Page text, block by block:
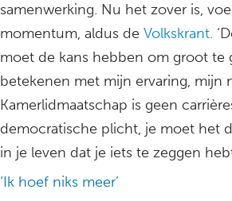
samenwerking. Nu het zover is,
momentum, aldus de Volkskrant.
moet de kans hebben om groot te
betekenen met mijn ervaring, mijn
Kamerlidmaatschap is geen
democratische plicht, je moet het
in je leven dat je iets te zeggen
‘Ik hoef niks meer’